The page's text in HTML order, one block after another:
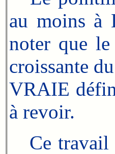
au moins à
noter que
croissante
VRAIE
à revoir.
Ce travail